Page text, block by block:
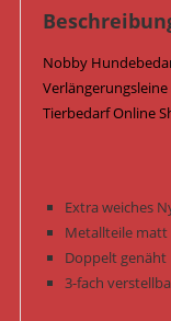
Menge
Nobby
Verlängerungsleine
Tierbedarf Online
Extra weiches
Metallteile matt
Doppelt genäht
3-fach